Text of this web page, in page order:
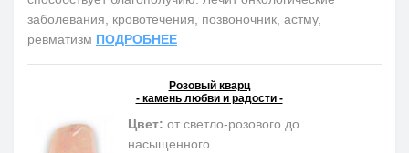
заболевания, кровотечения, позвоночник, астму,
ревматизм ПОДРОБНЕЕ
Розовый кварц
- камень любви и радости -
Цвет: от светло-розового до
насыщенного